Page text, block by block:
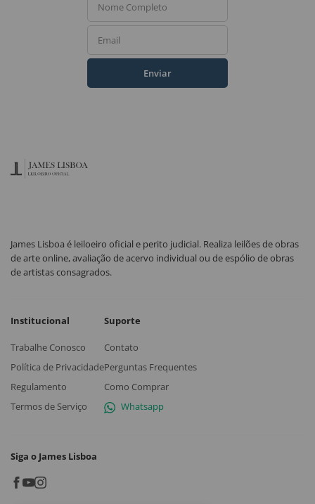
Nome Completo
Email
Enviar
James Lisboa é leiloeiro oficial e perito judicial. Realiza leilões de obras
de arte online, avaliação de acervo individual ou de espólio de obras
de artistas consagrados.
Institucional
Trabalhe Conosco
Política de Privacidade
Regulamento
Termos de Serviço
Suporte
Contato
Perguntas Frequentes
Como Comprar
Whatsapp
Siga o James Lisboa